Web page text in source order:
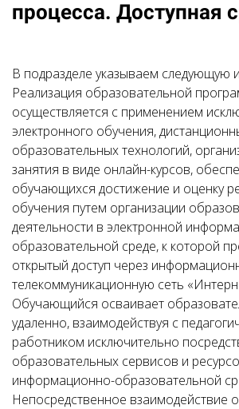
процесса. Доступная
В подразделе указываем следующую
Реализация образовательной
осуществляется с применением
электронного обучения,
образовательных технологий,
занятия в виде онлайн-курсов,
обучающихся достижение и оценку
обучения путем организации
деятельности в электронной
образовательной среде, к которой
открытый доступ через
телекоммуникационную сеть
Обучающийся осваивает
удаленно, взаимодействуя с
работником исключительно
образовательных сервисов и
информационно-образовательной
Непосредственное взаимодействие